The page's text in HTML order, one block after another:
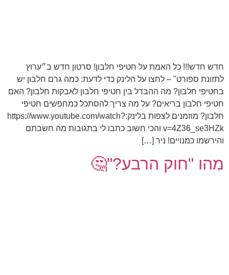
חדש חדש!!! כל האמת על חטיפי חלבון! סרטון חדש ב״ערוץ
לתזונת ספורט" – לחצו על הלינק כדי לדעת: כמה גרם חלבון יש
בחטיפי חלבון? מה ההבדל בין חטיפי חלבון לאבקות חלבון? האם
חטיפי חלבון בריאים? על מה צריך להסתכל כמחפשים חטיפי
חלבון? מוזמנים לצפות בלינק:https://www.youtube.com/watch?
v=4Z36_se3HZk והכי חשוב כתבו לי בתגובות מה חשבתם
והירשמו כמנויים! ניר […]
מהו "חוק הרבע?"🤔